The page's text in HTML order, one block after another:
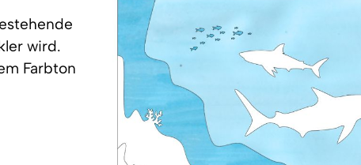
wird.
Farbton